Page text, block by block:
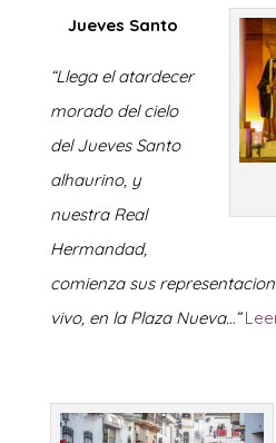
Jueves Santo
“Llega el atardecer
morado del cielo
del Jueves Santo
alhaurino, y
nuestra Real
Hermandad,
comienza sus
vivo, en la Plaza Nueva…”